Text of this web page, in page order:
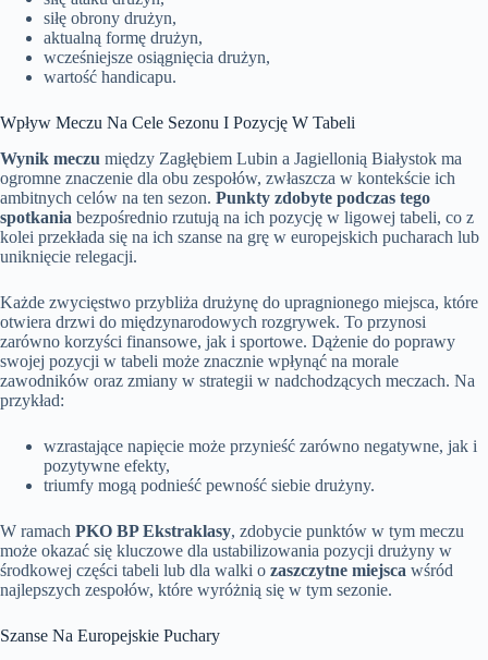
siłę obrony drużyn,
aktualną formę drużyn,
wcześniejsze osiągnięcia drużyn,
wartość handicapu.
Wpływ Meczu Na Cele Sezonu I Pozycję W Tabeli
Wynik meczu między Zagłębiem Lubin a Jagiellonią Białystok ma
ogromne znaczenie dla obu zespołów, zwłaszcza w kontekście ich
ambitnych celów na ten sezon. Punkty zdobyte podczas tego
spotkania bezpośrednio rzutują na ich pozycję w ligowej tabeli, co z
kolei przekłada się na ich szanse na grę w europejskich pucharach lub
uniknięcie relegacji.
Każde zwycięstwo przybliża drużynę do upragnionego miejsca, które
otwiera drzwi do międzynarodowych rozgrywek. To przynosi
zarówno korzyści finansowe, jak i sportowe. Dążenie do poprawy
swojej pozycji w tabeli może znacznie wpłynąć na morale
zawodników oraz zmiany w strategii w nadchodzących meczach. Na
przykład:
wzrastające napięcie może przynieść zarówno negatywne, jak i
pozytywne efekty,
triumfy mogą podnieść pewność siebie drużyny.
W ramach PKO BP Ekstraklasy, zdobycie punktów w tym meczu
może okazać się kluczowe dla ustabilizowania pozycji drużyny w
środkowej części tabeli lub dla walki o zaszczytne miejsca wśród
najlepszych zespołów, które wyróżnią się w tym sezonie.
Szanse Na Europejskie Puchary